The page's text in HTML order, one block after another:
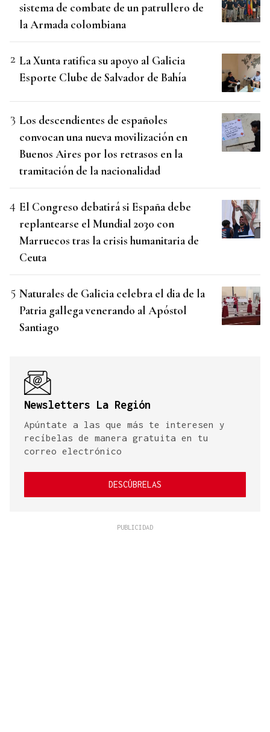
sistema de combate de un patrullero de
la Armada colombiana
La Xunta ratifica su apoyo al Galicia
Esporte Clube de Salvador de Bahía
Los descendientes de españoles
convocan una nueva movilización en
Buenos Aires por los retrasos en la
tramitación de la nacionalidad
El Congreso debatirá si España debe
replantearse el Mundial 2030 con
Marruecos tras la crisis humanitaria de
Ceuta
Naturales de Galicia celebra el dia de la
Patria gallega venerando al Apóstol
Santiago
Newsletters La Región
Apúntate a las que más te interesen y
recíbelas de manera gratuita en tu
correo electrónico
DESCÚBRELAS